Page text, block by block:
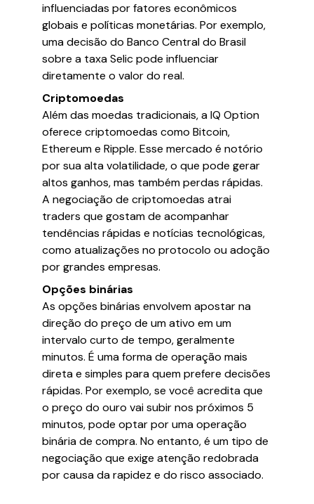
influenciadas por fatores econômicos
globais e políticas monetárias. Por exemplo,
uma decisão do Banco Central do Brasil
sobre a taxa Selic pode influenciar
diretamente o valor do real.
Criptomoedas
Além das moedas tradicionais, a IQ Option
oferece criptomoedas como Bitcoin,
Ethereum e Ripple. Esse mercado é notório
por sua alta volatilidade, o que pode gerar
altos ganhos, mas também perdas rápidas.
A negociação de criptomoedas atrai
traders que gostam de acompanhar
tendências rápidas e notícias tecnológicas,
como atualizações no protocolo ou adoção
por grandes empresas.
Opções binárias
As opções binárias envolvem apostar na
direção do preço de um ativo em um
intervalo curto de tempo, geralmente
minutos. É uma forma de operação mais
direta e simples para quem prefere decisões
rápidas. Por exemplo, se você acredita que
o preço do ouro vai subir nos próximos 5
minutos, pode optar por uma operação
binária de compra. No entanto, é um tipo de
negociação que exige atenção redobrada
por causa da rapidez e do risco associado.